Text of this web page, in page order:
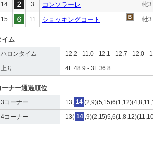
14 3 コンソラーレ 牝3
15 11 ショッキングコート 牡3
イム
ハロンタイム 12.2 - 11.0 - 12.1 - 12.7 - 12.0 -
上り 4F 48.9 - 3F 36.8
ーナー通過順位
3コーナー 13, 14
4コーナー 13( 14